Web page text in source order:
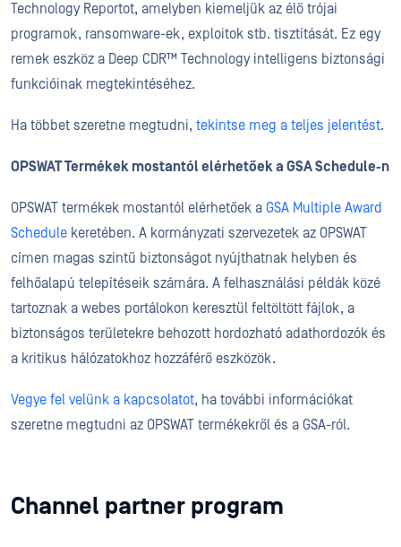
Technology Reportot, amelyben kiemeljük az élő trójai
programok, ransomware-ek, exploitok stb. tisztítását. Ez egy
remek eszköz a Deep CDR™ Technology intelligens biztonsági
funkcióinak megtekintéséhez.
Ha többet szeretne megtudni, tekintse meg a teljes jelentést.
OPSWAT Termékek mostantól elérhetőek a GSA Schedule-n
OPSWAT termékek mostantól elérhetőek a GSA Multiple Award
Schedule keretében. A kormányzati szervezetek az OPSWAT
címen magas szintű biztonságot nyújthatnak helyben és
felhőalapú telepítéseik számára. A felhasználási példák közé
tartoznak a webes portálokon keresztül feltöltött fájlok, a
biztonságos területekre behozott hordozható adathordozók és
a kritikus hálózatokhoz hozzáférő eszközök.
Vegye fel velünk a kapcsolatot, ha további információkat
szeretne megtudni az OPSWAT termékekről és a GSA-ról.
Channel partner program